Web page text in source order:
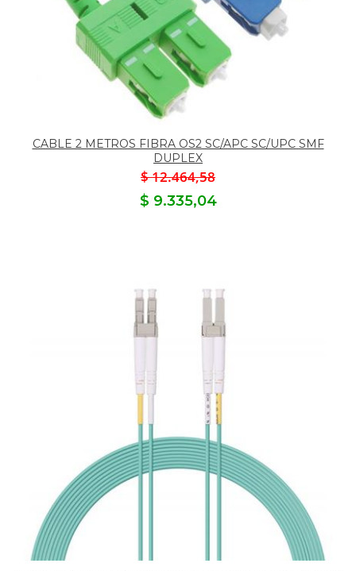
CABLE 2 METROS FIBRA OS2 SC/APC SC/UPC SMF
DUPLEX
$ 12.464,58
$ 9.335,04